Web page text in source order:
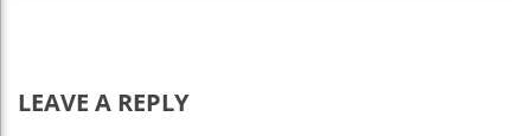
LEAVE A REPLY